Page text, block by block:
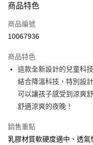
信用卡一次付款
信用卡分期付款
合作金庫商業銀行
華南商業銀行
上海商業儲蓄銀行
國泰世華商業銀行
臺灣中小企業銀行
聯邦商業銀行
元大商業銀行
6 期 0 利率 每期
華南商業銀行
上海商業儲蓄銀行
國泰世華商業銀行
匯豐（台灣）商業銀行
聯邦商業銀行
LINE Pay
Apple Pay
Google Pay
商品特色
商品編號
10067936
商品特色
這款全新設計的兒童科
結合降溫科技，特別設
可以讓孩子感受到涼爽
舒適涼爽的夜晚！
銷售重點
乳膠材質軟硬度適中、透